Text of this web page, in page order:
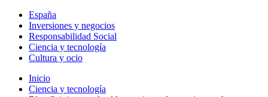
España
Inversiones y negocios
Responsabilidad Social
Ciencia y tecnología
Cultura y ocio
Inicio
Ciencia y tecnología